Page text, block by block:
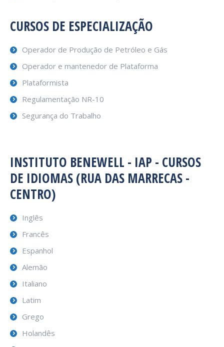
CURSOS DE ESPECIALIZAÇÃO
Operador de Produção de Petróleo e Gás
Operador e mantenedor de Plataforma
Plataformista
Regulamentação NR-10
Segurança do Trabalho
INSTITUTO BENEWELL - IAP - CURSOS
DE IDIOMAS (RUA DAS MARRECAS -
CENTRO)
Inglês
Francês
Espanhol
Alemão
Italiano
Latim
Grego
Holandês